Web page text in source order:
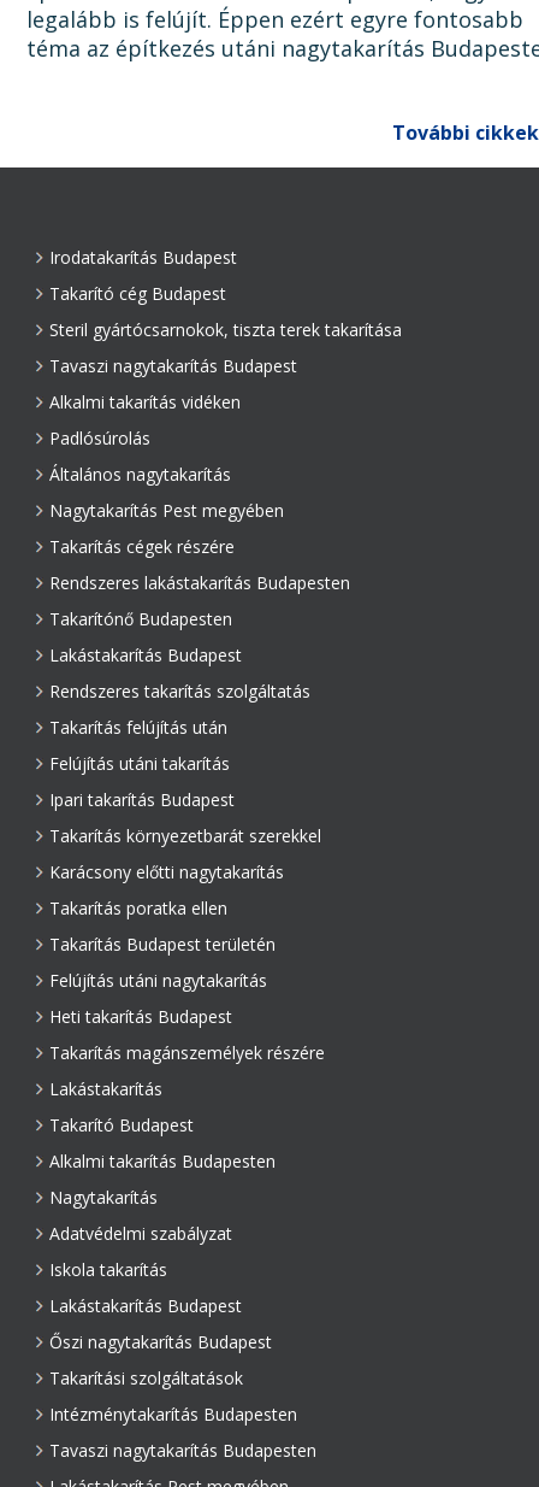
legalább is felújít. Éppen ezért egyre fontosabb
téma az építkezés utáni nagytakarítás
További cikkek
Irodatakarítás Budapest
Takarító cég Budapest
Steril gyártócsarnokok, tiszta terek takarítása
Tavaszi nagytakarítás Budapest
Alkalmi takarítás vidéken
Padlósúrolás
Általános nagytakarítás
Nagytakarítás Pest megyében
Takarítás cégek részére
Rendszeres lakástakarítás Budapesten
Takarítónő Budapesten
Lakástakarítás Budapest
Rendszeres takarítás szolgáltatás
Takarítás felújítás után
Felújítás utáni takarítás
Ipari takarítás Budapest
Takarítás környezetbarát szerekkel
Karácsony előtti nagytakarítás
Takarítás poratka ellen
Takarítás Budapest területén
Felújítás utáni nagytakarítás
Heti takarítás Budapest
Takarítás magánszemélyek részére
Lakástakarítás
Takarító Budapest
Alkalmi takarítás Budapesten
Nagytakarítás
Adatvédelmi szabályzat
Iskola takarítás
Lakástakarítás Budapest
Őszi nagytakarítás Budapest
Takarítási szolgáltatások
Intézménytakarítás Budapesten
Tavaszi nagytakarítás Budapesten